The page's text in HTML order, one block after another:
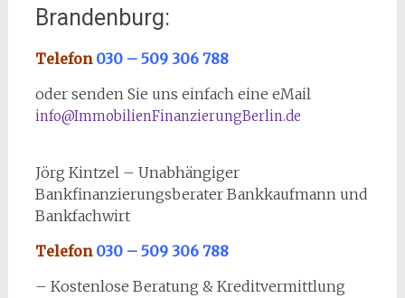
Brandenburg:
Telefon 030 – 509 306 788
oder senden Sie uns einfach eine eMail
info@ImmobilienFinanzierungBerlin.de
Jörg Kintzel – Unabhängiger
Bankfinanzierungsberater Bankkaufmann und
Bankfachwirt
Telefon 030 – 509 306 788
– Kostenlose Beratung & Kreditvermittlung